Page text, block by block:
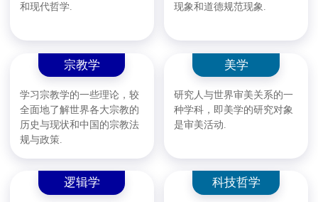
和现代哲学.
现象和道德规范现象.
宗教学
学习宗教学的一些理论，较
全面地了解世界各大宗教的
历史与现状和中国的宗教法
规与政策.
美学
研究人与世界审美关系的一
种学科，即美学的研究对象
是审美活动.
逻辑学 科技哲学